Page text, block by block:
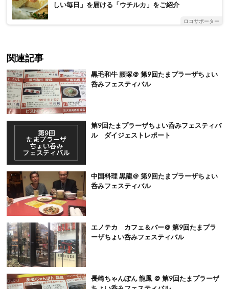
しい毎日」を届ける「ウチルカ」をご紹介
ロコサポーター
関連記事
黒毛和牛 腰塚＠ 第9回たまプラーザちょい
呑みフェスティバル
第9回たまプラーザちょい呑みフェスティバ
ル ダイジェストレポート
中国料理 黒龍＠ 第9回たまプラーザちょい
呑みフェスティバル
エノテカ カフェ＆バー＠ 第9回たまプラ
ーザちょい呑みフェスティバル
長崎ちゃんぽん 龍鳳 ＠ 第9回たまプラーザ